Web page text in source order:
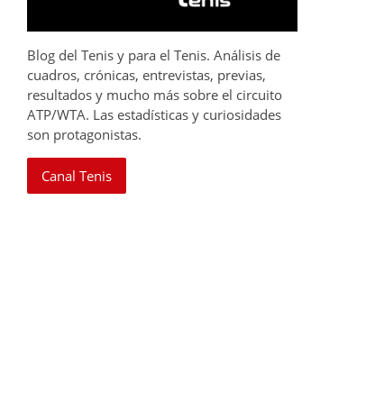
Blog del Tenis y para el Tenis. Análisis de
cuadros, crónicas, entrevistas, previas,
resultados y mucho más sobre el circuito
ATP/WTA. Las estadísticas y curiosidades
son protagonistas.
Canal Tenis